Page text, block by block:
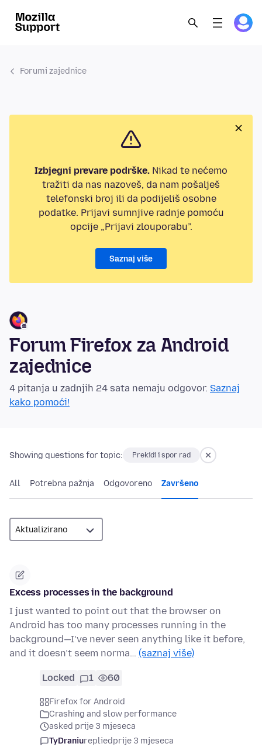
Forumi zajednice
Izbjegni prevare podrške. Nikad te nećemo
tražiti da nas nazoveš, da nam pošalješ
telefonski broj ili da podijeliš osobne
podatke. Prijavi sumnjive radnje pomoću
opcije „Prijavi zlouporabu”.
Saznaj više
Forum Firefox za Android
zajednice
4 pitanja u zadnjih 24 sata nemaju odgovor. Saznaj
kako pomoći!
Showing questions for topic: Prekidi i spor rad
All Potrebna pažnja Odgovoreno Završeno
Excess processes in the background
I just wanted to point out that the browser on
Android has too many processes running in the
background—I’ve never seen anything like it before,
and it doesn’t seem norma… (saznaj više)
Locked 1 60
Firefox for Android
Crashing and slow performance
asked prije 3 mjeseca
TyDraniurepliedprije 3 mjeseca